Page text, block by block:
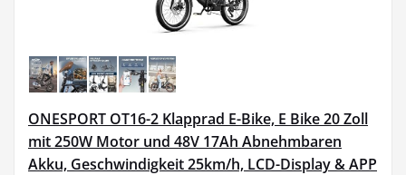
ONESPORT OT16-2 Klapprad E-Bike, E Bike 20 Zoll
mit 250W Motor und 48V 17Ah Abnehmbaren
Akku, Geschwindigkeit 25km/h, LCD-Display & APP